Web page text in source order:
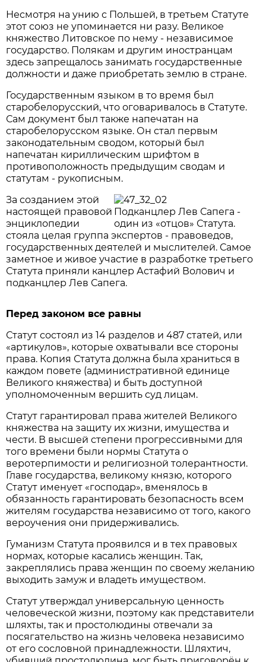
Несмотря на унию с Польшей, в третьем Статуте
этот союз не упоминается ни разу. Великое
княжество Литовское по нему - независимое
государство. Полякам и другим иностранцам
здесь запрещалось занимать государственные
должности и даже приобретать землю в стране.
Государственным языком в то время был
старобелорусский, что оговаривалось в Статуте.
Сам документ был также напечатан на
старобелорусском языке. Он стал первым
законодательным сводом, который был
напечатан кириллическим шрифтом в
противоположность предыдущим сводам и
статутам - рукописным.
Подканцлер Лев Сапега -
один из «отцов» Статута.
За созданием этой
настоящей правовой
энциклопедии
стояла целая группа экспертов - правоведов,
государственных деятелей и мыслителей. Самое
заметное и живое участие в разработке третьего
Статута приняли канцлер Астафий Волович и
подканцлер Лев Сапега.
Перед законом все равны
Статут состоял из 14 разделов и 487 статей, или
«артикулов», которые охватывали все стороны
права. Копия Статута должна была храниться в
каждом повете (административной единице
Великого княжества) и быть доступной
уполномоченным вершить суд лицам.
Статут гарантировал права жителей Великого
княжества на защиту их жизни, имущества и
чести. В высшей степени прогрессивными для
того времени были нормы Статута о
веротерпимости и религиозной толерантности.
Главе государства, великому князю, которого
Статут именует «господар», вменялось в
обязанность гарантировать безопасность всем
жителям государства независимо от того, какого
вероучения они придерживались.
Гуманизм Статута проявился и в тех правовых
нормах, которые касались женщин. Так,
закреплялись права женщин по своему желанию
выходить замуж и владеть имуществом.
Статут утверждал универсальную ценность
человеческой жизни, поэтому как представители
шляхты, так и простолюдины отвечали за
посягательство на жизнь человека независимо
от его сословной принадлежности. Шляхтич,